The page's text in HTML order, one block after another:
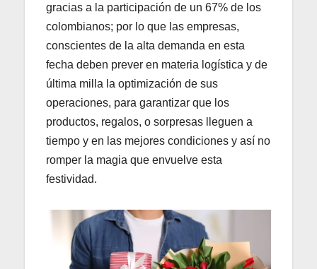
gracias a la participación de un 67% de los
colombianos; por lo que las empresas,
conscientes de la alta demanda en esta
fecha deben prever en materia logística y de
última milla la optimización de sus
operaciones, para garantizar que los
productos, regalos, o sorpresas lleguen a
tiempo y en las mejores condiciones y así no
romper la magia que envuelve esta
festividad.